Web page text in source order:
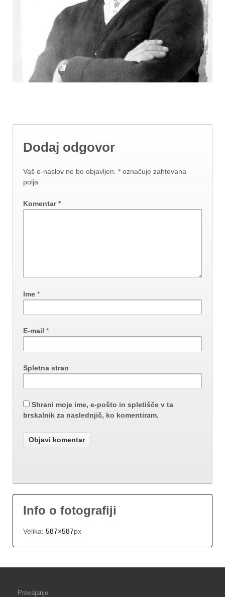
Dodaj odgovor
Vaš e-naslov ne bo objavljen. * označuje zahtevana
polja
Komentar*
Ime *
E-mail *
Spletna stran
Shrani moje ime, e-pošto in spletišče v ta
brskalnik za naslednjič, ko komentiram.
Info o fotografiji
Velika: 587×587px
Prevajanje